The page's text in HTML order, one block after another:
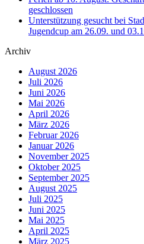
geschlossen
Unterstützung gesucht bei
Jugendcup am 26.09. und
Archiv
August 2026
Juli 2026
Juni 2026
Mai 2026
April 2026
März 2026
Februar 2026
Januar 2026
November 2025
Oktober 2025
September 2025
August 2025
Juli 2025
Juni 2025
Mai 2025
April 2025
März 2025